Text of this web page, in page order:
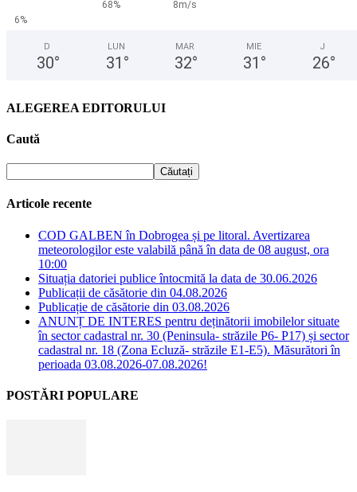
68%
8m/s
6%
D
30°
LUN
31 °
MAR
32°
MIE
31 °
J
26°
ALEGEREA EDITORULUI
Caută
Articole recente
COD GALBEN în Dobrogea și pe litoral. Avertizarea
meteorologilor este valabilă până în data de 08 august, ora
10:00
Situația datoriei publice întocmită la data de 30.06.2026
Publicații de căsătorie din 04.08.2026
Publicație de căsătorie din 03.08.2026
ANUNȚ DE INTERES pentru deținătorii imobilelor situate
în sector cadastral nr. 30 (Peninsula- străzile P6- P17) și sector
cadastral nr. 18 (Zona Ecluză- străzile E1-E5). Măsurători în
perioada 03.08.2026-07.08.2026!
POSTĂRI POPULARE